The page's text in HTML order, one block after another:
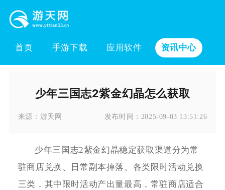
首页 手游下载 应用软件 资讯中心
少年三国志2紫金幻晶怎么获取
来源： 游天网 发布时间： 2025-09-03 13:51:26
少年三国志2紫金幻晶稳定获取渠道分为常
驻商店兑换、日常副本掉落、各类限时活动兑换
三类，其中限时活动产出量最高，常驻商店适合